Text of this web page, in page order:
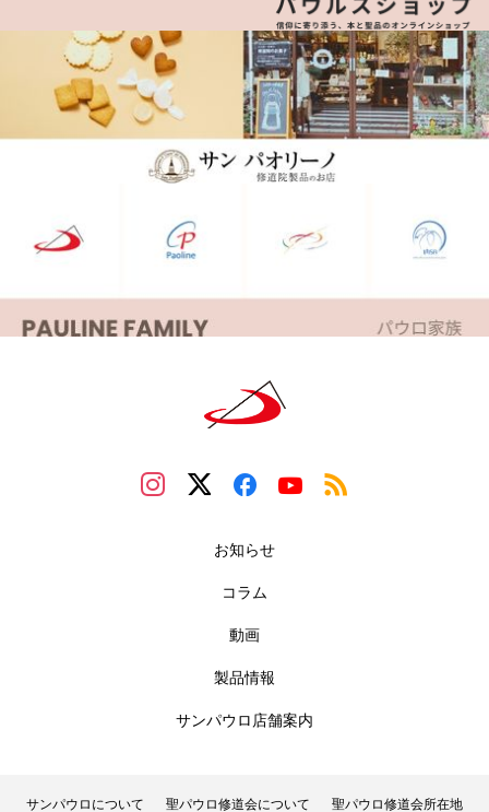
お知らせ
コラム
動画
製品情報
サンパウロ店舗案内
サンパウロについて 聖パウロ修道会について 聖パウロ修道会所在地